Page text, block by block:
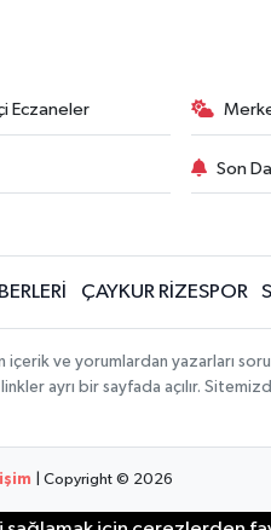
Eczaneler
Son
ÇAYKUR RİZESPOR
içerik ve yorumlardan yazarları
ayrı bir sayfada açılır.
| Copyright © 2026